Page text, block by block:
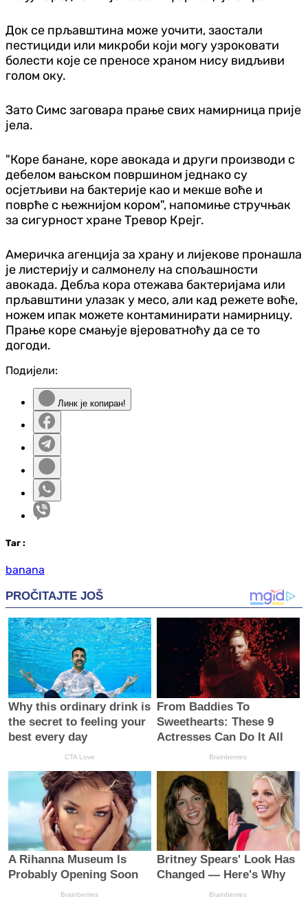
Док се прљавштина може уочити, заостали
пестициди или микроби који могу узроковати
болести које се преносе храном нису видљиви
голом оку.
Зато Симс заговара прање свих намирница прије
јела.
"Коре банане, коре авокада и други производи с
дебелом вањском површином једнако су
осјетљиви на бактерије као и мекше воће и
поврће с њежнијом кором", напомиње стручњак
за сигурност хране Тревор Крејг.
Америчка агенција за храну и лијекове пронашла
је листерију и салмонелу на спољашности
авокада. Дебља кора отежава бактеријама или
прљавштини улазак у месо, али кад режете воће,
ножем ипак можете контаминирати намирницу.
Прање коре смањује вјероватноћу да се то
догоди.
Подијели:
Линк је копиран!
Таг :
banana